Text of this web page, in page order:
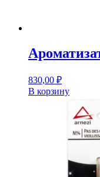
830,00 ₽
В корзину